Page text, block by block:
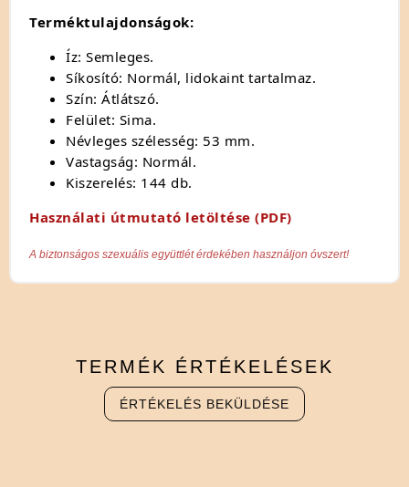
Terméktulajdonságok:
Íz: Semleges.
Síkosító: Normál, lidokaint tartalmaz.
Szín: Átlátszó.
Felület: Sima.
Névleges szélesség: 53 mm.
Vastagság: Normál.
Kiszerelés: 144 db.
Használati útmutató letöltése (PDF)
A biztonságos szexuális együttlét érdekében használjon óvszert!
TERMÉK ÉRTÉKELÉSEK
ÉRTÉKELÉS BEKÜLDÉSE